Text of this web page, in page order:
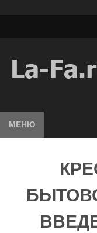
МЕНЮ